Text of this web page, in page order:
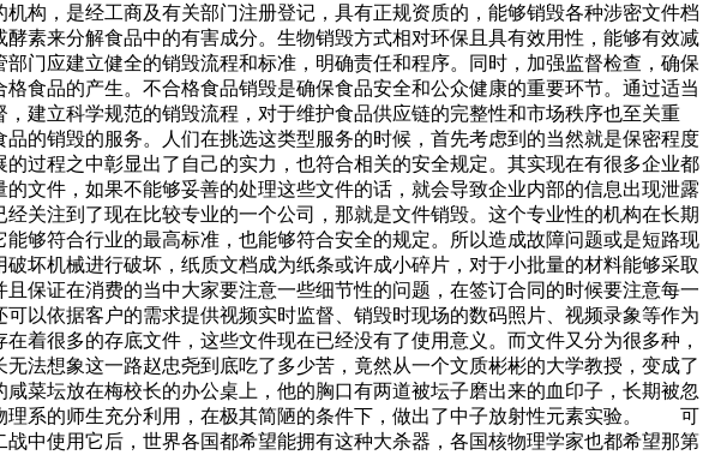
构，是经工商及有关部门注册登记，具有正规资质的，能够销毁各种涉密文件档
素来分解食品中的有害成分。生物销毁方式相对环保且具有效用性，能够有效减
门应建立健全的销毁流程和标准，明确责任和程序。同时，加强监督检查，确保
食品的产生。不合格食品销毁是确保食品安全和公众健康的重要环节。通过适当
建立科学规范的销毁流程，对于维护食品供应链的完整性和市场秩序也至关重
的销毁的服务。人们在挑选这类型服务的时候，首先考虑到的当然就是保密程度
过程之中彰显出了自己的实力，也符合相关的安全规定。其实现在有很多企业都
文件，如果不能够妥善的处理这些文件的话，就会导致企业内部的信息出现泄露
关注到了现在比较专业的一个公司，那就是文件销毁。这个专业性的机构在长期
够符合行业的最高标准，也能够符合安全的规定。所以造成故障问题或是短路现
坏机械进行破坏，纸质文档成为纸条或许成小碎片，对于小批量的材料能够采取
保证在消费的当中大家要注意一些细节性的问题，在签订合同的时候要注意每一
以依据客户的需求提供视频实时监督、销毁时现场的数码照片、视频录象等作为
着很多的存底文件，这些文件现在已经没有了使用意义。而文件又分为很多种，
法想象这一路赵忠尧到底吃了多少苦，竟然从一个文质彬彬的大学教授，变成了
放在梅校长的办公桌上，他的胸口有两道被坛子磨出来的血印子，长期被忽
系的师生充分利用，在极其简陋的条件下，做出了中子放射性元素实验。 可
中使用它后，世界各国都希望能拥有这种大杀器，各国核物理学家也都希望那第